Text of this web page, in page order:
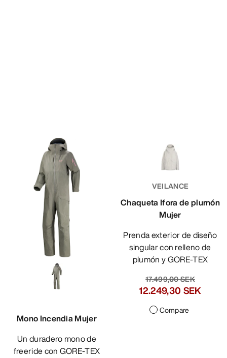
Mono Incendia Mujer
Un duradero mono de
freeride con GORE-TEX
VEILANCE
Chaqueta Ifora de plumón
Mujer
Prenda exterior de diseño
singular con relleno de
plumón y GORE-TEX
16.399,00 SEK
11.479,30 SEK
Compare